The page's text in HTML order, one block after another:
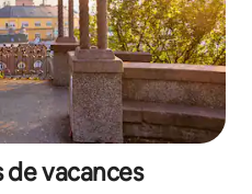
de vacances